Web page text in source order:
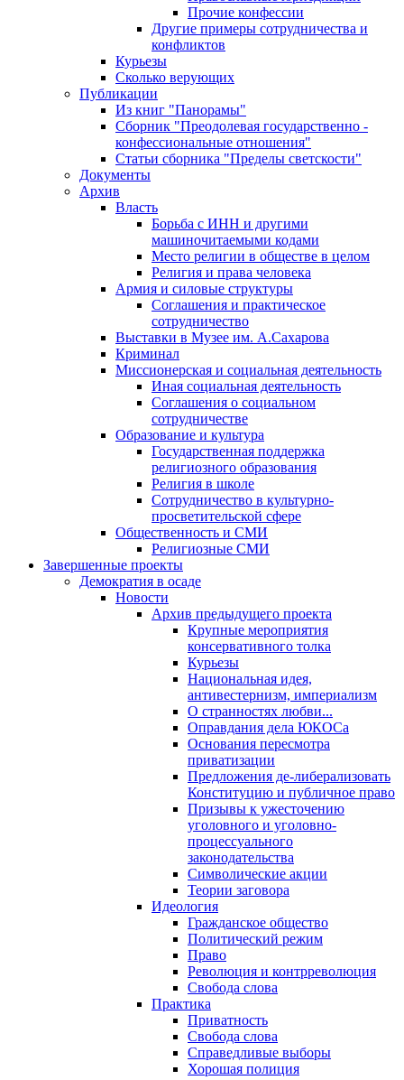
Прочие конфессии
Другие примеры сотрудничества и
конфликтов
Курьезы
Сколько верующих
Публикации
Из книг "Панорамы"
Сборник "Преодолевая государственно -
конфессиональные отношения"
Статьи сборника "Пределы светскости"
Документы
Архив
Власть
Борьба с ИНН и другими
машиночитаемыми кодами
Место религии в обществе в целом
Религия и права человека
Армия и силовые структуры
Соглашения и практическое
сотрудничество
Выставки в Музее им. А.Сахарова
Криминал
Миссионерская и социальная деятельность
Иная социальная деятельность
Соглашения о социальном
сотрудничестве
Образование и культура
Государственная поддержка
религиозного образования
Религия в школе
Сотрудничество в культурно-
просветительской сфере
Общественность и СМИ
Религиозные СМИ
Завершенные проекты
Демократия в осаде
Новости
Архив предыдущего проекта
Крупные мероприятия
консервативного толка
Курьезы
Национальная идея,
антивестернизм, империализм
О странностях любви...
Оправдания дела ЮКОСа
Основания пересмотра
приватизации
Предложения де-либерализовать
Конституцию и публичное право
Призывы к ужесточению
уголовного и уголовно-
процессуального
законодательства
Символические акции
Теории заговора
Идеология
Гражданское общество
Политический режим
Право
Революция и контрреволюция
Свобода слова
Практика
Приватность
Свобода слова
Справедливые выборы
Хорошая полиция